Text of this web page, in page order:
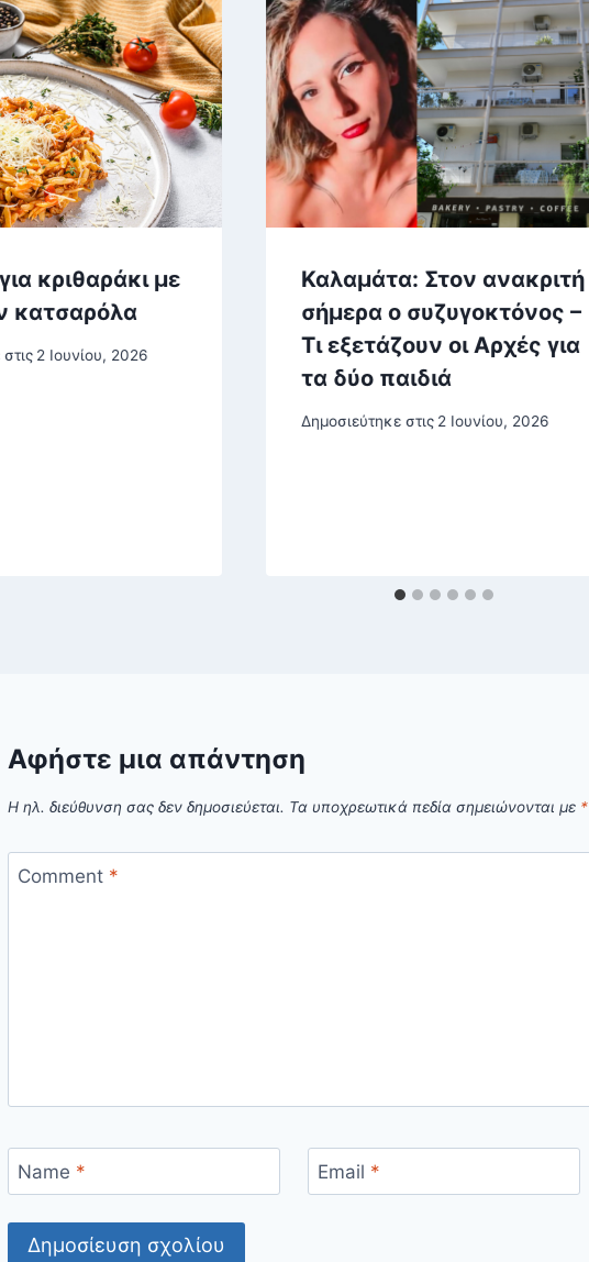
κριθαράκι με
κατσαρόλα
2 Ιουνίου, 2026
Καλαμάτα: Στον ανακριτή
σήμερα ο συζυγοκτόνος –
Τι εξετάζουν οι Αρχές για
τα δύο παιδιά
Δημοσιεύτηκε στις 2 Ιουνίου, 2026
Αφήστε μια απάντηση
Η ηλ. διεύθυνση σας δεν δημοσιεύεται. Τα υποχρεωτικά πεδία σημειώνονται με *
Comment *
Name * Email *